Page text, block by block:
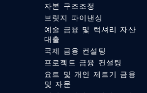
자본 구조조정
브릿지 파이낸싱
예술 금융 및 럭셔리 자산
대출
국제 금융 컨설팅
프로젝트 금융 컨설팅
요트 및 개인 제트기 금융
및 자문